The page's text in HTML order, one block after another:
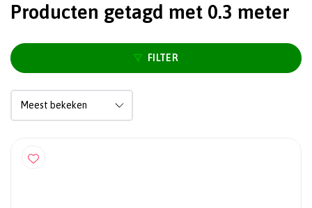
Producten getagd met 0.3 meter
FILTER